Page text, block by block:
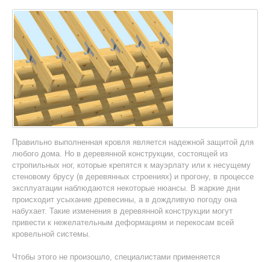
Правильно выполненная кровля является надежной защитой для
любого дома. Но в деревянной конструкции, состоящей из
стропильных ног, которые крепятся к мауэрлату или к несущему
стеновому брусу (в деревянных строениях) и прогону, в процессе
эксплуатации наблюдаются некоторые нюансы. В жаркие дни
происходит усыхание древесины, а в дождливую погоду она
набухает. Такие изменения в деревянной конструкции могут
привести к нежелательным деформациям и перекосам всей
кровельной системы.
Чтобы этого не произошло, специалистами применяется